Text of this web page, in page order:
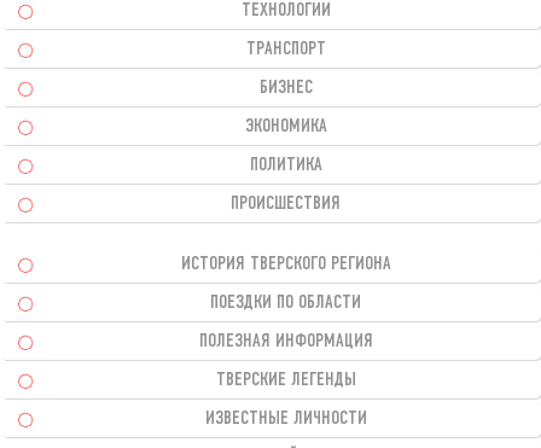
ТЕХНОЛОГИИ
ТРАНСПОРТ
БИЗНЕС
ЭКОНОМИКА
ПОЛИТИКА
ПРОИСШЕСТВИЯ
ИСТОРИЯ ТВЕРСКОГО РЕГИОНА
ПОЕЗДКИ ПО ОБЛАСТИ
ПОЛЕЗНАЯ ИНФОРМАЦИЯ
ТВЕРСКИЕ ЛЕГЕНДЫ
ИЗВЕСТНЫЕ ЛИЧНОСТИ